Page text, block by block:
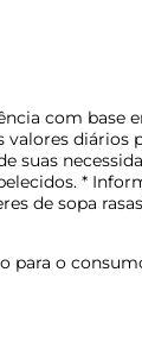
com base
valores diários
suas
*
de sopa
o